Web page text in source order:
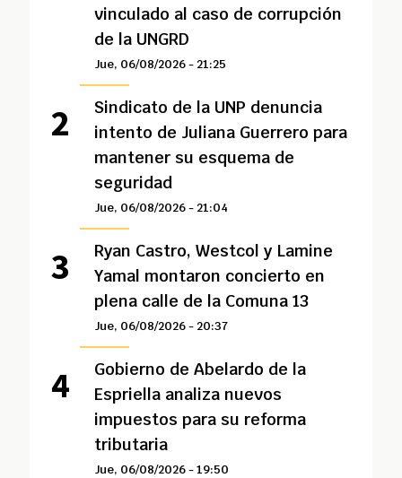
vinculado al caso de corrupción
de la UNGRD
Jue, 06/08/2026 - 21:25
Sindicato de la UNP denuncia
intento de Juliana Guerrero para
mantener su esquema de
seguridad
Jue, 06/08/2026 - 21:04
Ryan Castro, Westcol y Lamine
Yamal montaron concierto en
plena calle de la Comuna 13
Jue, 06/08/2026 - 20:37
Gobierno de Abelardo de la
Espriella analiza nuevos
impuestos para su reforma
tributaria
Jue, 06/08/2026 - 19:50